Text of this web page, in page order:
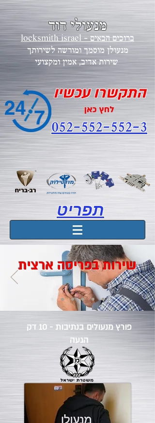
מנעולי דוד
locksmith israel - ברוכים הבאים
מנעולן מוסמך ומורשה לשירותך
שירות אדיב, אמין ומקצועי
לחץ כאן
052-552-552-3
התקשרו עכשיו
תפריט
שירות בפריסה ארצית
פורץ מנעולים בנתיבות - 10 דק
הגעה